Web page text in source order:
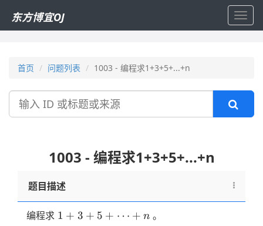
东方博宜OJ
首页 问题列表 1003 - 编程求1+3+5+...+n
搜
1003 - 编程求1+3+5+...+n
题目描述
编程求 1+3+5+
1 + 3 + 5 + ⋯ + n 。